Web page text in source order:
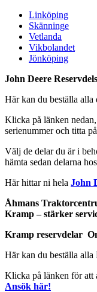
Linköping
Skänninge
Vetlanda
Vikbolandet
Jönköping
John Deere
Här kan du beställa
Klicka på länken
serienummer och titta
Välj de delar du är i
hämta sedan delarna
Här hittar ni hela John
Åhmans
Kramp – stärker
Kramp reservdelar
Här kan du beställa
Klicka på länken för att
Ansök här!